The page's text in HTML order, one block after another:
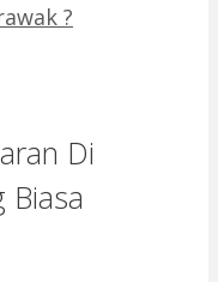
?
Di
Biasa